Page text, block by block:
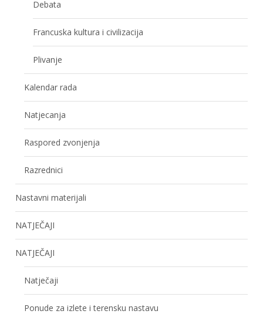
Debata
Francuska kultura i civilizacija
Plivanje
Kalendar rada
Natjecanja
Raspored zvonjenja
Razrednici
Nastavni materijali
NATJEČAJI
NATJEČAJI
Natječaji
Ponude za izlete i terensku nastavu